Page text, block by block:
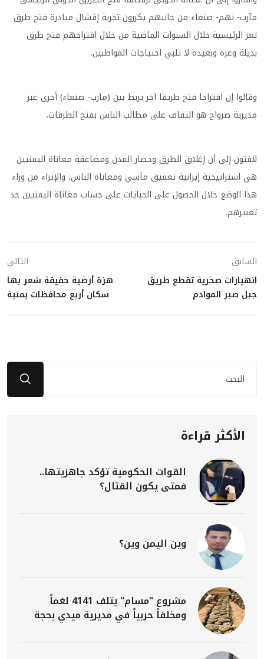
مآرب- نهم- صنعاء من جانبهم يكررون تجربة إفشال مبادرة فتح طرق
تعز الرئيسية خلال السنوات الماضية من خلال اقتراحهم فتح طرق
بديلة وعرة وبعيدة لا تلبي احتياجات المواطنين.
وقالوا إن اقتراحا فتح طريقا آخر يربط بين (مآرب- صنعاء) أخرى عبر
مديرية صرواح هو التفاف على مطالب الناس بفتح الطرقات.
لافتون إلى أن إغلاق الطرق وحصار المدن ومضاعفة معاناة اليمنيين
هي استراتيجية إيرانية تعميق مآسي ومعاناة الناس، والإثراء من وراء
هذا الوضع خلال الحصول على الجبايات على حساب معاناة اليمنيين حد
تعبيرهم.
السابق
انهيارات صخرية تقطع طريق
جبل صبر الموادم
التالي
هزة أرضية خفيقة شعر بها
سكان أربع محافظات يمنية
الأكثر قراءة
القوات الحكومية تؤكد جاهزيتها..
فمتى يكون القتال؟
وين اليمن وين؟
مشروع "مسام" يتلف 4141 لغماً
ومخلفاً حربياً في مديرية ميدي بحجة